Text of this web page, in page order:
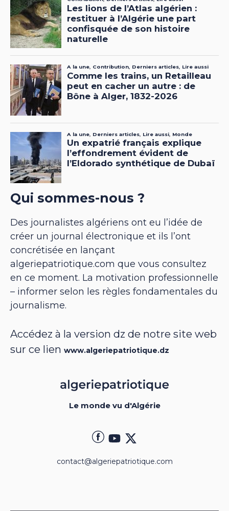
Qui sommes-nous ?
Des journalistes algériens ont eu l’idée de
créer un journal électronique et ils l’ont
concrétisée en lançant
algeriepatriotique.com que vous consultez
en ce moment. La motivation professionnelle
– informer selon les règles fondamentales du
journalisme.
Accédez à la version dz de notre site web
sur ce lien www.algeriepatriotique.dz
Le monde vu d'Algérie
contact@algeriepatriotique.com